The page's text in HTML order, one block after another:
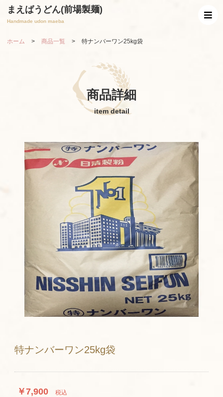
まえばうどん(前場製麺)
Handmade udon maeba
ホーム > 商品一覧 > 特ナンバーワン25kg袋
商品詳細
item detail
特ナンバーワン25kg袋
￥7,900 税込